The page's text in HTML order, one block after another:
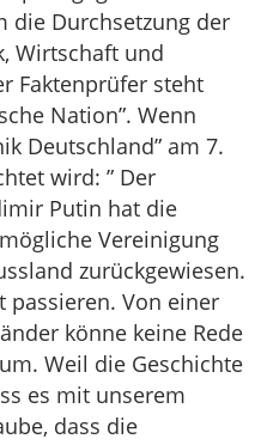
die Durchsetzung der
Wirtschaft und
Faktenprüfer steht
Nation”. Wenn
Deutschland” am 7.
wird: ” Der
Putin hat die
Vereinigung
zurückgewiesen.
passieren. Von einer
könne keine Rede
Weil die Geschichte
es mit unserem
dass die